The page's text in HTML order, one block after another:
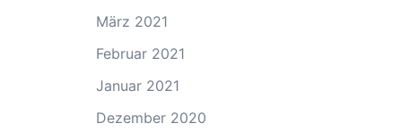
März 2021
Februar 2021
Januar 2021
Dezember 2020